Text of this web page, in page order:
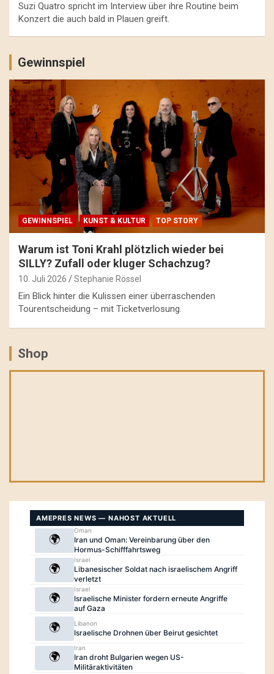
Suzi Quatro spricht im Interview über ihre Routine beim
Konzert die auch bald in Plauen greift.
Gewinnspiel
GEWINNSPIEL KUNST & KULTUR TOP STORY
Warum ist Toni Krahl plötzlich wieder bei
SILLY? Zufall oder kluger Schachzug?
10. Juli 2026 Stephanie Rössel
Ein Blick hinter die Kulissen einer überraschenden
Tourentscheidung – mit Ticketverlosung.
Shop